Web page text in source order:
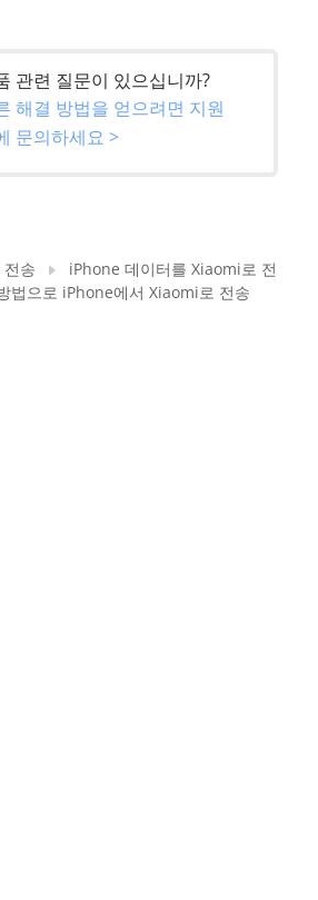
관련 질문이 있으십니까?
해결 방법을 얻으려면 지원
문의하세요 >
송
iPhone 데이터를 Xiaomi로 전
법으로 iPhone에서 Xiaomi로 전송